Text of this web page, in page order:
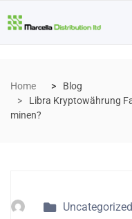
Home
Blog
Libra Kryptowährung
minen?
Uncategorized